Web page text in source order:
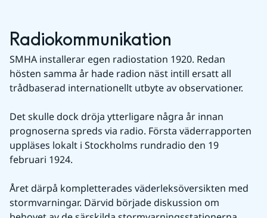
Radiokommunikation
SMHA installerar egen radiostation 1920. Redan
hösten samma år hade radion näst intill ersatt all
trådbaserad internationellt utbyte av observationer.
Det skulle dock dröja ytterligare några år innan
prognoserna spreds via radio. Första väderrapporten
uppläses lokalt i Stockholms rundradio den 19
februari 1924.
Året därpå kompletterades väderleksöversikten med
stormvarningar. Därvid började diskussion om